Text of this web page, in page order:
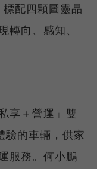
配四顆圖靈晶
轉向、感知、
享＋營運」雙
驗的車輛，供家
服務。何小鵬